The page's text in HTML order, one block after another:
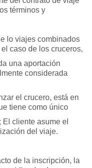
términos y
lo viajes combinados
caso de los cruceros,
una aportación
considerada
el crucero, está en
tiene como único
cliente asume el
del viaje.
de la inscripción, la